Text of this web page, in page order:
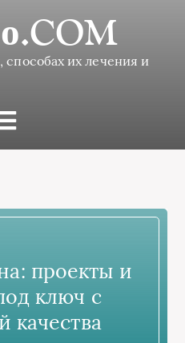
способах их лечения и
проекты и
ключ с
качества